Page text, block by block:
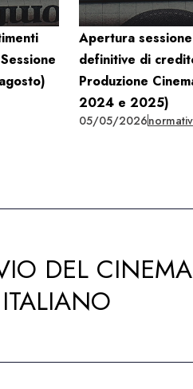
Apertura
definitive di
Produzione
2024 e 2025)
05/05/2026
DEL CINEMA
ITALIANO